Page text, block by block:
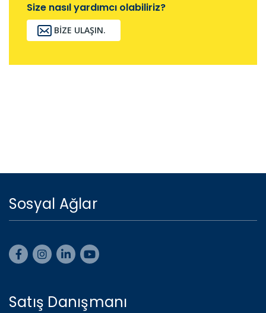
Size nasıl yardımcı olabiliriz?
BIZE ULAŞIN.
Sosyal Ağlar
Satış Danışmanı